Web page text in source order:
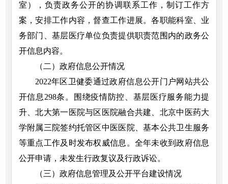
室），负责政务公开的协调联系工作，制订工作方
案，安排工作内容，督查工作进展。各职能科室、业
务部门、基层医疗单位负责提供职责范围内的政务公
开信息内容。
（二）政府信息公开情况
2022年区卫健委通过政府信息公开门户网站共公
开信息298条。围绕疫情防控、基层医疗服务能力提
升、北大第一医院与区医院融合共建、北京中医药大
学附属三院签约托管区中医医院、基本公共卫生服务
等重点工作及时发布权威信息。全年未收到政府信息
公开申请，未发生行政复议及行政诉讼。
（三）政府信息管理及公开平台建设情况